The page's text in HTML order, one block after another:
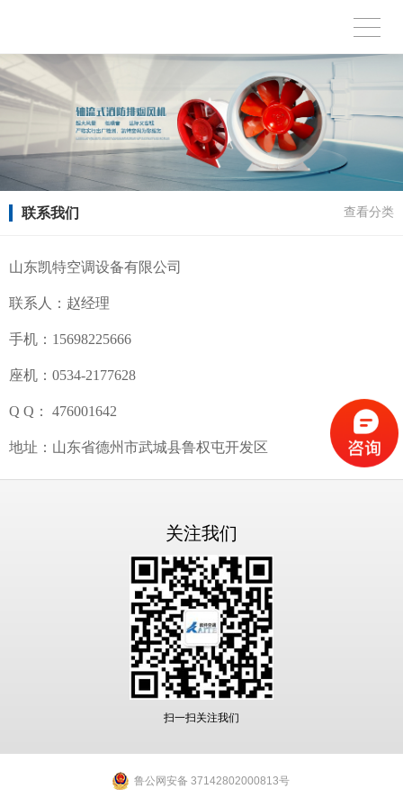
联系我们 查看分类
山东凯特空调设备有限公司
联系人：赵经理
手机：15698225666
座机：0534-2177628
Q Q： 476001642
地址：山东省德州市武城县鲁权屯开发区
关注我们
扫一扫关注我们
鲁公网安备 37142802000813号